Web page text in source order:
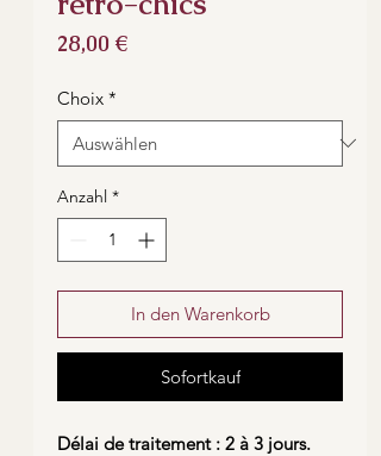
28,00 €Preis
Choix *
Anzahl *
In den Warenkorb
Sofortkauf
Délai de traitement : 2 à 3 jours.